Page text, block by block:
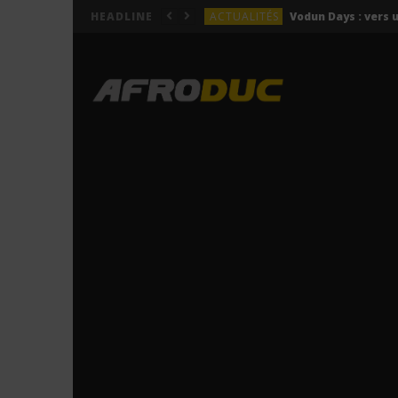
HEADLINE ACTUALITÉS
LYRICS Anitta – Azul (Lyrics &